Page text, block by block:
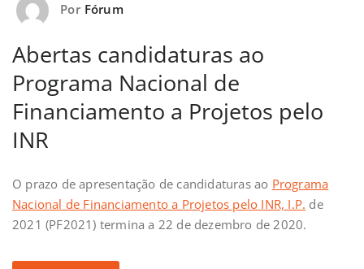
Por Fórum
Abertas candidaturas ao
Programa Nacional de
Financiamento a Projetos pelo
INR
O prazo de apresentação de candidaturas ao Programa
Nacional de Financiamento a Projetos pelo INR, I.P. de
2021 (PF2021) termina a 22 de dezembro de 2020.